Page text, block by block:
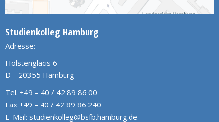
Studienkolleg Hamburg
Adresse:
Holstenglacis 6
D – 20355 Hamburg
Tel. +49 – 40 / 42 89 86 00
Fax +49 – 40 / 42 89 86 240
E-Mail: studienkolleg@bsfb.hamburg.de